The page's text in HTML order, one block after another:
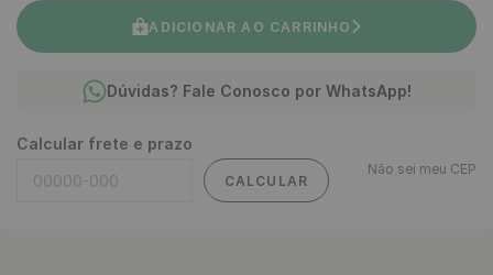
ADICIONAR AO CARRINHO
Dúvidas? Fale Conosco por WhatsApp!
Calcular frete e prazo
CALCULAR
Não sei meu CEP